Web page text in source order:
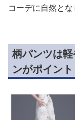
コーデに自然とな
柄パンツは
ンがポイント